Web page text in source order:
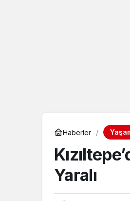
Haberler
Yaralı